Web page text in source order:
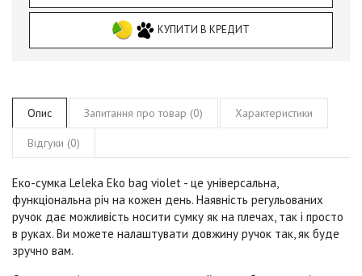
КУПИТИ В КРЕДИТ
Опис Запитання про товар (0) Характеристики
Відгуки (0)
Еко-сумка Leleka Eko bag violet - це універсальна,
функціональна річ на кожен день. Наявність регульованих
ручок дає можливість носити сумку як на плечах, так і просто
в руках. Ви можете налаштувати довжину ручок так, як буде
зручно вам.